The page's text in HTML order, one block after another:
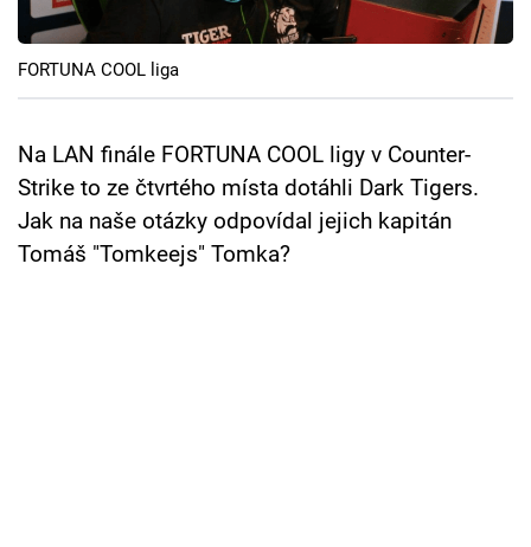
Cool Esport
Pořady
TV Program
Sledujte prima+
FORTUNA COOL liga
Na LAN finále FORTUNA COOL ligy v Counter-
Strike to ze čtvrtého místa dotáhli Dark Tigers.
Jak na naše otázky odpovídal jejich kapitán
Tomáš "Tomkeejs" Tomka?